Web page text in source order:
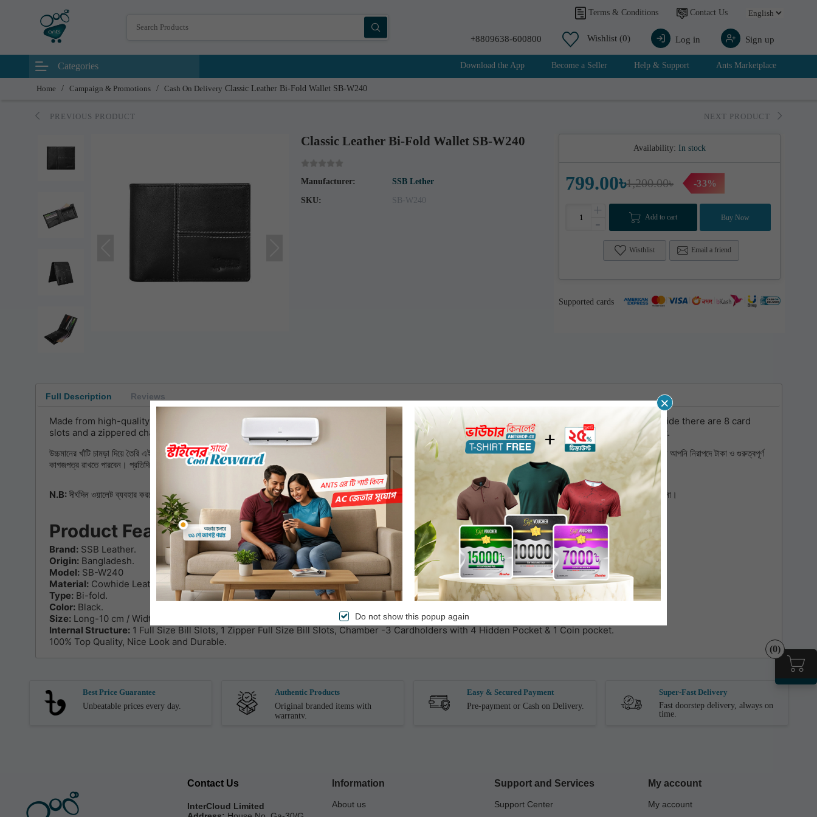
Terms & Conditions Contact Us
+8809638-600800 Wishlist (0)
(0)
Log in Sign up
Categories Download the App Become a Seller Help & Support Ants Marketplace
Home / Campaign & Promotions / Cash On Delivery Classic Leather Bi-Fold Wallet SB-W240
PREVIOUS PRODUCT NEXT PRODUCT
Classic Leather Bi-Fold Wallet SB-W240
Manufacturer: SSB Lether
SKU: SB-W240
Availability: In stock
1,200.00৳
799.00৳ -33%
+
- Add to cart Buy Now
Wisthlist Email a friend
Supported cards
Full Description Reviews
Made from high-quality genuine leather, this wallet is perfect in terms of style and functionality. Its slim design fits easily in your pocket, and inside there are 8 card
slots and a zippered chamber where you can safely store your money and important documents. It is an ideal wallet for everyday use or as a gift.
উচ্চমানের খাঁটি চামড়া দিয়ে তৈরি এই ওয়ালেটটি, স্টাইল ও ব্যবহারের দিক থেকে একেবারে নিখুঁত। এর স্লিম ডিজাইনটি সহজে পকেটে বহনযোগ্য, আর ভিতরে রয়েছে ৮টি কার্ড স্লট এবং একটি জিপারযুক্ত চেম্বার, যেখানে আপনি নিরাপদে টাকা ও গুরুত্বপূর্ণ
কাগজপত্র রাখতে পারবেন। প্রতিদিনের ব্যবহার বা উপহারের জন্য এটি একটি আদর্শ মানিব্যাগ।
N.B:দীর্ঘদিন ওয়ালেট ব্যবহার করতে চাইলে যত্ন সহকারে ব্যবহার করবেন। লেদার ওয়ালেট পানি থেকে সাবধানে রাখুন, ধারন ক্ষমতার বাহিরে জিনিস ব্যবহার থেকে বিরত থাকুন এবং ওয়ালেট পিছনের পকেটে নিয়ে বসবেন না।
Product Features:
Brand:SSB Leather.
Origin:Bangladesh.
Model:SB-W240
Material:Cowhide Leather.
Type:Bi-fold.
Color:Black.
Size:Long-10 cm / Width-11.5 cm.
Internal Structure:1 Full Size Bill Slots, 1 Zipper Full Size Bill Slots, Chamber -3 Cardholders with 4 Hidden Pocket & 1 Coin pocket.
100% Top Quality, Nice Look and Durable.
Best Price Guarantee
Unbeatable prices every day.
Authentic Products
Original branded items with
warranty.
Easy & Secured Payment
Pre-payment or Cash on Delivery.
Super-Fast Delivery
Fast doorstep delivery, always on
time.
Contact Us
InterCloud Limited
Information
About us
Support and Services
Support Center
My account
My account
×
Do not show this popup again